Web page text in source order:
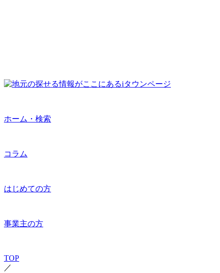
ホーム・検索
コラム
はじめての方
事業主の方
TOP
／